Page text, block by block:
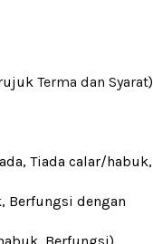
Terma dan Syarat)
Tiada calar/habuk,
Berfungsi dengan